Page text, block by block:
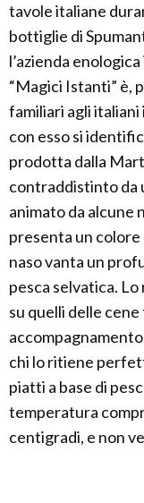
tavole italiane
bottiglie di
l’azienda
“Magici Istanti” è,
familiari agli
con esso si
prodotta dalla
contraddistinto da
animato da alcune
presenta un colore
naso vanta un
pesca selvatica.
su quelli delle
chi lo ritiene
piatti a base di
temperatura
centigradi, e non